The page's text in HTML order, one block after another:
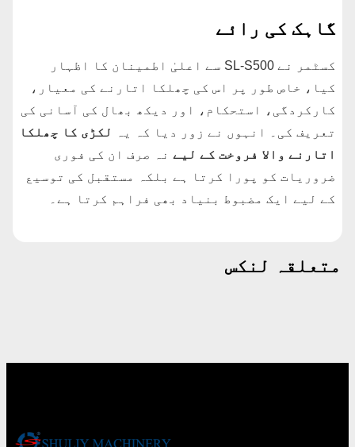
گاہک کی رائے
کسٹمر نے SL-S500 سے اعلیٰ اطمینان کا اظہار
کیا، خاص طور پر اس کی چھلکا اتارنے کی معیار،
کارکردگی، استحکام، اور دیکھ بھال کی آسانی کی
تعریف کی۔ انہوں نے زور دیا کہ یہ
لکڑی کا چھلکا
اتارنے والا فروخت کے لیے نہ صرف ان کی فوری
ضروریات کو پورا کرتا ہے بلکہ مستقبل کی توسیع
کے لیے ایک مضبوط بنیاد بھی فراہم کرتا ہے۔
متعلقہ لنکس